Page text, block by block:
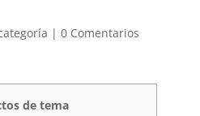
| 0 Comentarios
de tema